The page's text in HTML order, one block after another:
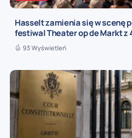
Hasselt zamienia się w scenę
festiwal Theater op de Markt z
93 Wyświetleń